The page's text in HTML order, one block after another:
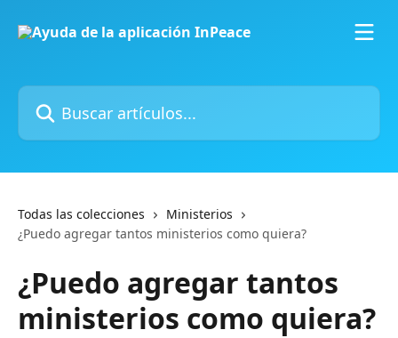
Buscar artículos...
Todas las colecciones
Ministerios
¿Puedo agregar tantos ministerios como quiera?
¿Puedo agregar tantos
ministerios como quiera?